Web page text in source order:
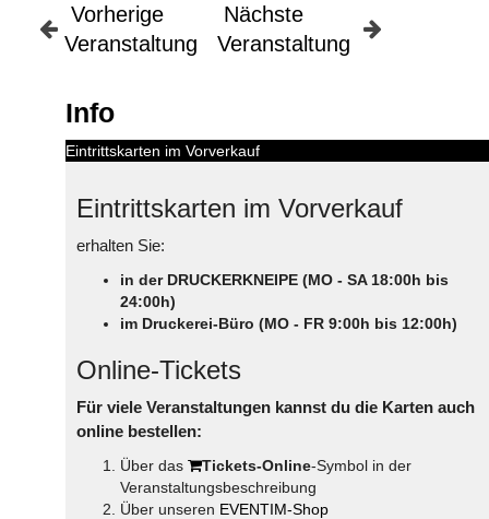
Vorherige
Veranstaltung
Nächste
Veranstaltung
Info
Eintrittskarten im Vorverkauf
Eintrittskarten im Vorverkauf
erhalten Sie:
in der DRUCKERKNEIPE (MO - SA 18:00h bis
24:00h)
im Druckerei-Büro (MO - FR 9:00h bis 12:00h)
Online-Tickets
Für viele Veranstaltungen kannst du die Karten auch
online bestellen:
Über das Tickets-Online-Symbol in der
Veranstaltungsbeschreibung
Über unseren EVENTIM-Shop